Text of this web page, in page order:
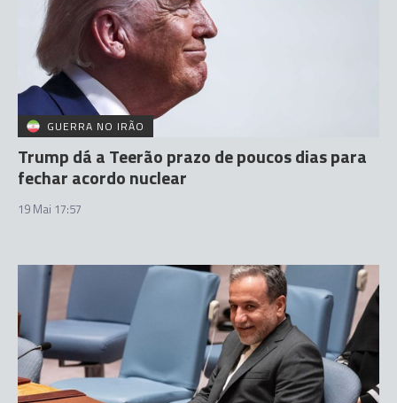
GUERRA NO IRÃO
Trump dá a Teerão prazo de poucos dias para
fechar acordo nuclear
19 Mai 17:57